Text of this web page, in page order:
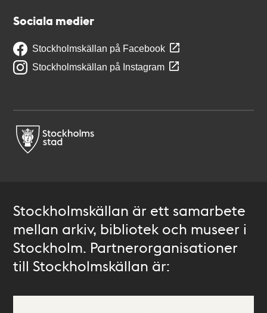
Sociala medier
Stockholmskällan på Facebook
Stockholmskällan på Instagram
Stockholmskällan är ett samarbete
mellan arkiv, bibliotek och museer i
Stockholm. Partnerorganisationer
till Stockholmskällan är: